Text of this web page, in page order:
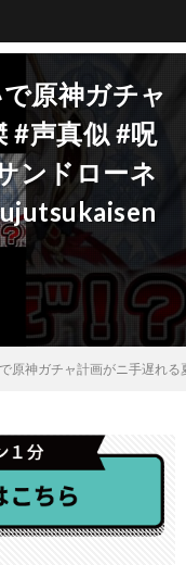
原神ガチャ
#声真似 #呪
ンドローネ
原神ガチャ計画がニ手遅れ